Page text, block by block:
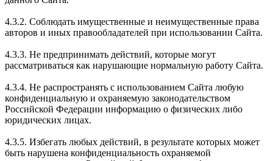
4.3.2. Соблюдать имущественные и неимущественные права
авторов и иных правообладателей при использовании Сайта.
4.3.3. Не предпринимать действий, которые могут
рассматриваться как нарушающие нормальную работу Сайта.
4.3.4. Не распространять с использованием Сайта любую
конфиденциальную и охраняемую законодательством
Российской Федерации информацию о физических либо
юридических лицах.
4.3.5. Избегать любых действий, в результате которых может
быть нарушена конфиденциальность охраняемой